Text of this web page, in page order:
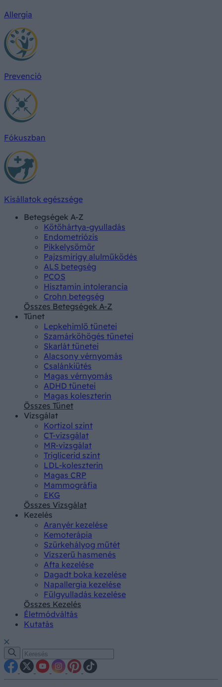
Allergia
Prevenció
Fókuszban
Kisállatok egészsége
Betegségek A-Z
Kötőhártya-gyulladás
Endometriózis
Pikkelysömör
Pajzsmirigy alulműködés
ALS betegség
PCOS
Hisztamin intolerancia
Crohn betegség
Összes Betegségek A-Z
Tünet
Lepkehimlő tünetei
Szamárköhögés tünetei
Skarlát tünetei
Alacsony vérnyomás
Csalánkiütés
Magas vérnyomás
ADHD tünetei
Magas koleszterin
Összes Tünet
Vizsgálat
Kortizol szint
CT-vizsgálat
MR-vizsgálat
Triglicerid szint
LDL-koleszterin
Magas CRP
Mammográfia
EKG
Összes Vizsgálat
Kezelés
Aranyér kezelése
Kemoterápia
Szürkehályog műtét
Vízszerű hasmenés
Afta kezelése
Dagadt boka kezelése
Napallergia kezelése
Fülgyulladás kezelése
Összes Kezelés
Életmódváltás
Kutatás